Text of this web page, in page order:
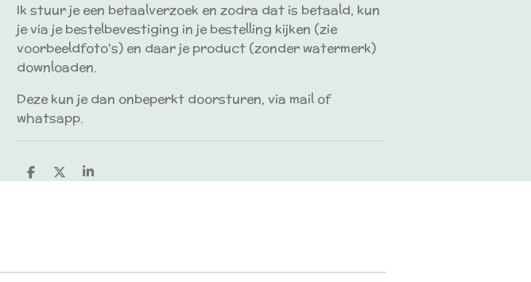
Ik stuur je een betaalverzoek en zodra dat is betaald, kun
je via je bestelbevestiging in je bestelling kijken (zie
voorbeeldfoto's) en daar je product (zonder watermerk)
downloaden.
Deze kun je dan onbeperkt doorsturen, via mail of
whatsapp.
D
D
S